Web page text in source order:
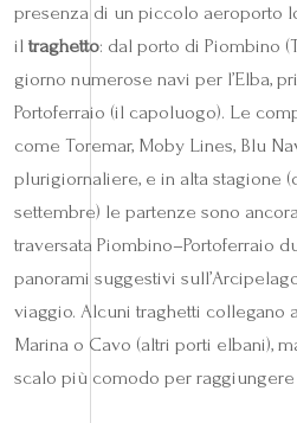
presenza di un piccolo aeroporto
il traghetto: dal porto di Piombino
giorno numerose navi per l’Elba,
Portoferraio (il capoluogo). Le
come Toremar, Moby Lines, Blu
plurigiornaliere, e in alta stagione
settembre) le partenze sono
traversata Piombino–Portoferraio
panorami suggestivi
viaggio. Alcuni traghetti collegano
Marina o Cavo (altri porti elbani),
scalo più comodo per raggiungere